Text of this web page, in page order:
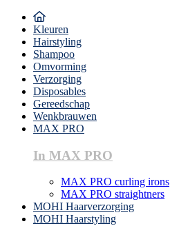
Kleuren
Hairstyling
Shampoo
Omvorming
Verzorging
Disposables
Gereedschap
Wenkbrauwen
MAX PRO
In MAX PRO
MAX PRO curling irons
MAX PRO straightners
MOHI Haarverzorging
MOHI Haarstyling